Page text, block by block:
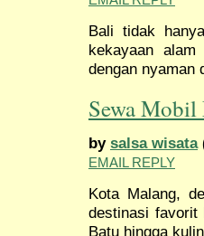
Bali tidak
kekayaan
dengan nyaman
Sewa Mobil
by salsa wisata
EMAIL REPLY
Kota Malang,
destinasi favorit
Batu hingga